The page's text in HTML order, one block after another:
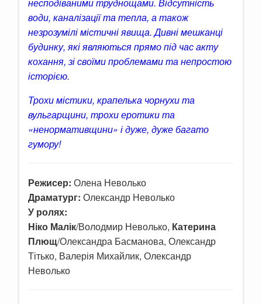
води, каналізації та тепла, а також
незрозумілі містичні явища. Дивні мешканці
будинку, які являються прямо під час акту
кохання, зі своїми проблемами та непростою
історією.
Трохи містики, крапелька чорнухи та
вульгарщини, трохи еротики та
«ненормативщини» і дуже, дуже багато
гумору!
Режисер: Олена Неволько
Драматург: Олександр Неволько
У ролях:
Ніко Малік/Володмир Неволько, Катерина
Плющ/Олександра Басманова, Олександр
Тітько, Валерія Михайлик, Олександр
Неволько